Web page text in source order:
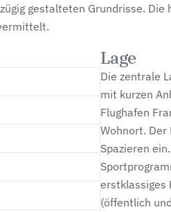
gestalteten Grundrisse.
Lage
Die zentrale
mit kurzen
Flughafen
Wohnort. Der
Spazieren
erstklassiges
(öffentlich